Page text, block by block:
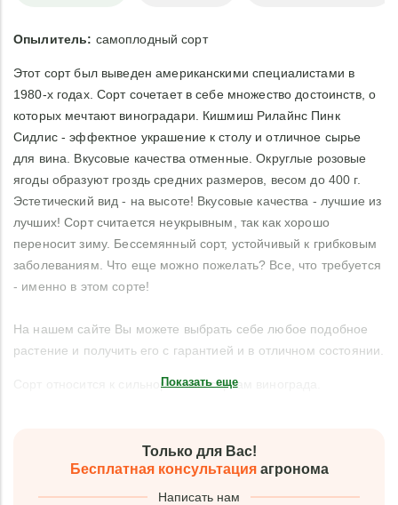
Опылитель: самоплодный сорт
Этот сорт был выведен американскими специалистами в
1980-х годах. Сорт сочетает в себе множество достоинств, о
которых мечтают виноградари. Кишмиш Рилайнс Пинк
Сидлис - эффектное украшение к столу и отличное сырье
для вина. Вкусовые качества отменные. Округлые розовые
ягоды образуют гроздь средних размеров, весом до 400 г.
Эстетический вид - на высоте! Вкусовые качества - лучшие из
лучших! Сорт считается неукрывным, так как хорошо
переносит зиму. Бессемянный сорт, устойчивый к грибковым
заболеваниям. Что еще можно пожелать? Все, что требуется
- именно в этом сорте!
На нашем сайте Вы можете выбрать себе любое подобное
растение и получить его с гарантией и в отличном состоянии.
Сорт относится к сильнорослым сортам винограда.
Показать еще
Только для Вас!
Бесплатная консультацияагронома
Написать нам